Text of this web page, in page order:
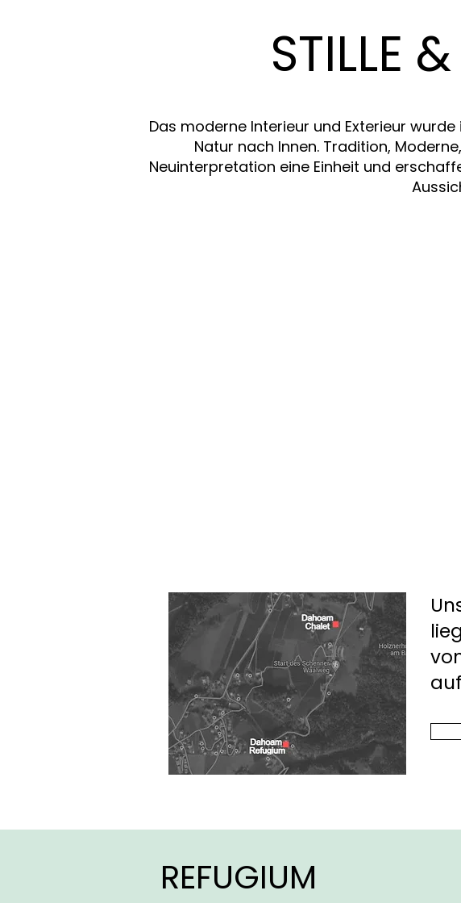
STILLE
Das moderne Interieur und Exterieur
Natur nach Innen. Tradition,
Neuinterpretation eine Einheit und
REFUGIUM